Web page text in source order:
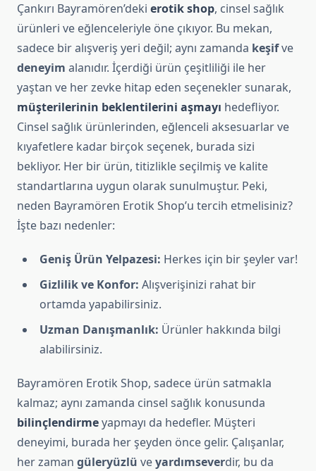
Çankırı Bayramören’deki erotik shop, cinsel sağlık
ürünleri ve eğlenceleriyle öne çıkıyor. Bu mekan,
sadece bir alışveriş yeri değil; aynı zamanda keşifve
deneyim alanıdır. İçerdiği ürün çeşitliliği ile her
yaştan ve her zevke hitap eden seçenekler sunarak,
müşterilerinin beklentilerini aşmayı hedefliyor.
Cinsel sağlık ürünlerinden, eğlenceli aksesuarlar ve
kıyafetlere kadar birçok seçenek, burada sizi
bekliyor. Her bir ürün, titizlikle seçilmiş ve kalite
standartlarına uygun olarak sunulmuştur. Peki,
neden Bayramören Erotik Shop’u tercih etmelisiniz?
İşte bazı nedenler:
Geniş Ürün Yelpazesi: Herkes için bir şeyler var!
Gizlilik ve Konfor: Alışverişinizi rahat bir
ortamda yapabilirsiniz.
Uzman Danışmanlık: Ürünler hakkında bilgi
alabilirsiniz.
Bayramören Erotik Shop, sadece ürün satmakla
kalmaz; aynı zamanda cinsel sağlık konusunda
bilinçlendirmeyapmayı da hedefler. Müşteri
deneyimi, burada her şeyden önce gelir. Çalışanlar,
her zaman güleryüzlü veyardımseverdir, bu da